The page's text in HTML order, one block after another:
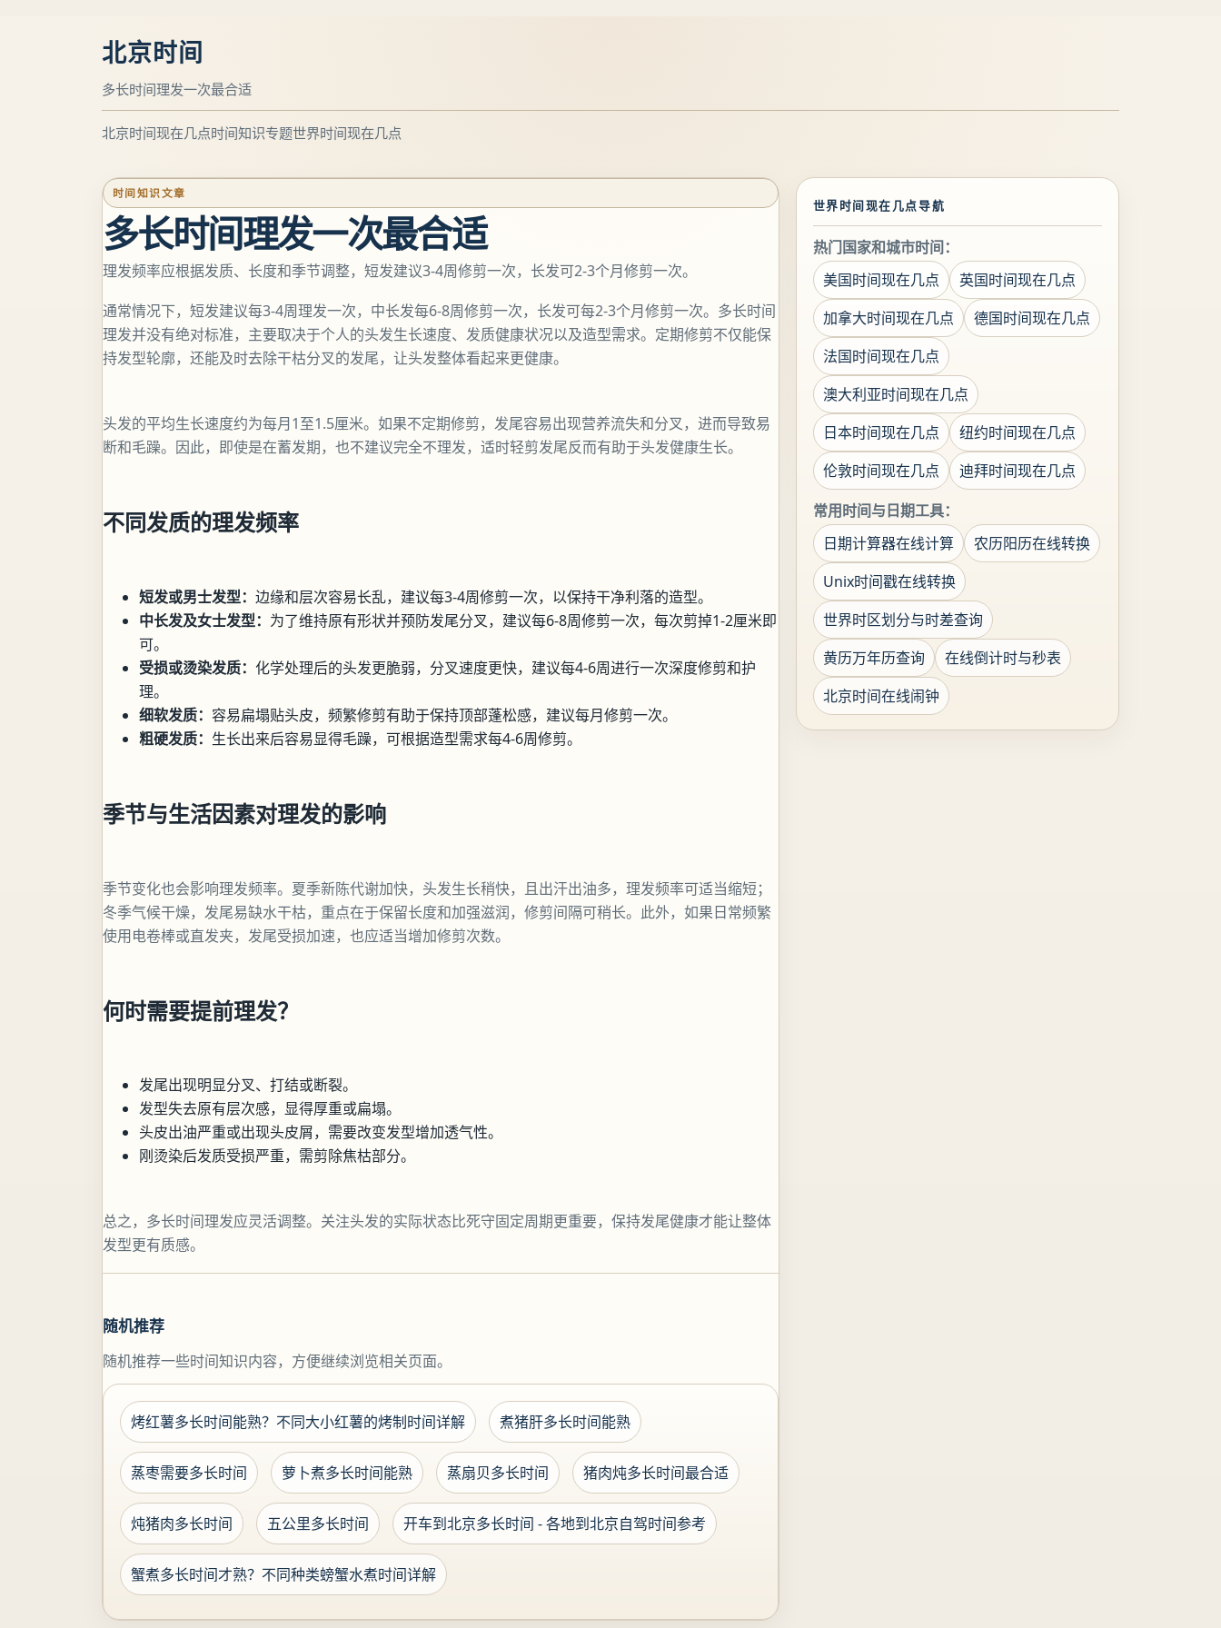
北京时间
多长时间理发一次最合适
北京时间现在几点时间知识专题世界时间现在几点
时间知识文章
多长时间理发一次最合适
理发频率应根据发质、长度和季节调整，短发建议3-4周修剪一次，长发可2-3个月修剪一次。
通常情况下，短发建议每3-4周理发一次，中长发每6-8周修剪一次，长发可每2-3个月修剪一次。多长时间
理发并没有绝对标准，主要取决于个人的头发生长速度、发质健康状况以及造型需求。定期修剪不仅能保
持发型轮廓，还能及时去除干枯分叉的发尾，让头发整体看起来更健康。
头发的平均生长速度约为每月1至1.5厘米。如果不定期修剪，发尾容易出现营养流失和分叉，进而导致易
断和毛躁。因此，即使是在蓄发期，也不建议完全不理发，适时轻剪发尾反而有助于头发健康生长。
不同发质的理发频率
短发或男士发型： 边缘和层次容易长乱，建议每3-4周修剪一次，以保持干净利落的造型。
中长发及女士发型： 为了维持原有形状并预防发尾分叉，建议每6-8周修剪一次，每次剪掉1-2厘米即
可。
受损或烫染发质： 化学处理后的头发更脆弱，分叉速度更快，建议每4-6周进行一次深度修剪和护
理。
细软发质： 容易扁塌贴头皮，频繁修剪有助于保持顶部蓬松感，建议每月修剪一次。
粗硬发质： 生长出来后容易显得毛躁，可根据造型需求每4-6周修剪。
季节与生活因素对理发的影响
季节变化也会影响理发频率。夏季新陈代谢加快，头发生长稍快，且出汗出油多，理发频率可适当缩短；
冬季气候干燥，发尾易缺水干枯，重点在于保留长度和加强滋润，修剪间隔可稍长。此外，如果日常频繁
使用电卷棒或直发夹，发尾受损加速，也应适当增加修剪次数。
何时需要提前理发？
发尾出现明显分叉、打结或断裂。
发型失去原有层次感，显得厚重或扁塌。
头皮出油严重或出现头皮屑，需要改变发型增加透气性。
刚烫染后发质受损严重，需剪除焦枯部分。
总之，多长时间理发应灵活调整。关注头发的实际状态比死守固定周期更重要，保持发尾健康才能让整体
发型更有质感。
随机推荐
随机推荐一些时间知识内容，方便继续浏览相关页面。
烤红薯多长时间能熟？不同大小红薯的烤制时间详解 煮猪肝多长时间能熟
蒸枣需要多长时间 萝卜煮多长时间能熟 蒸扇贝多长时间 猪肉炖多长时间最合适
炖猪肉多长时间 五公里多长时间 开车到北京多长时间 - 各地到北京自驾时间参考
蟹煮多长时间才熟？不同种类螃蟹水煮时间详解
世界时间现在几点导航
热门国家和城市时间：
美国时间现在几点
英国时间现在几点
加拿大时间现在几点
德国时间现在几点
法国时间现在几点
澳大利亚时间现在几点
日本时间现在几点
纽约时间现在几点
伦敦时间现在几点
迪拜时间现在几点
常用时间与日期工具：
日期计算器在线计算
农历阳历在线转换
Unix时间戳在线转换
世界时区划分与时差查询
黄历万年历查询
在线倒计时与秒表
北京时间在线闹钟